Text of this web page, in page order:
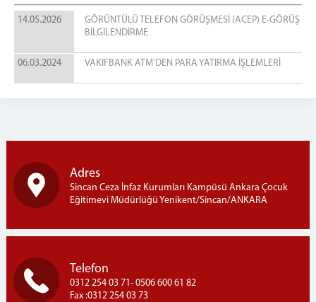
Ziyaret ve Görüş
Sosyal Market
GÜV. VE GÖZ. SERV.
DİĞER BİRİMLER
Sağlık Servisi (Revir)
İşyurdu Servisi (İşyurtları Hizmetleri)
Personel Kalemi
Emanet Eşya Birimi
14.05.2026
GÖRÜNTÜLÜ TELEFON GÖRÜŞMESİ (ACEP) E-GÖRÜŞ
BİLGİLENDİRME
06.03.2024 VAKIFBANK ATM'DEN PARA YATIRMA İŞLEMLERİ
Adres
Sincan Ceza İnfaz Kurumları Kampüsü Ankara Çocuk
Eğitimevi Müdürlüğü Yenikent/Sincan/ANKARA
Telefon
0312 254 03 71- 0506 600 61 82
Fax :0312 254 03 73